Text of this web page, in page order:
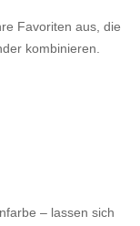
Favoriten aus, die
kombinieren.
– lassen sich